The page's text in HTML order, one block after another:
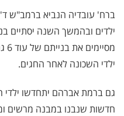
ילדים ובהמשך השנה יסתיים
ילדי השכונה לאחר החגים.